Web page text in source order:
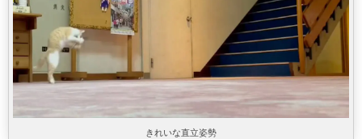
きれいな直立姿勢